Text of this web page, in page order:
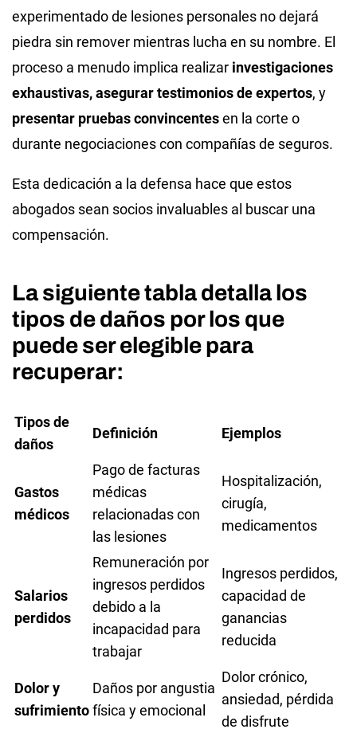
experimentado de lesiones personales no dejará
piedra sin remover mientras lucha en su nombre. El
proceso a menudo implica realizar investigaciones
exhaustivas, asegurar testimonios de expertos, y
presentar pruebas convincentesen la corte o
durante negociaciones con compañías de seguros.
Esta dedicación a la defensa hace que estos
abogados sean socios invaluables al buscar una
compensación.
La siguiente tabla detalla los
tipos de daños por los que
puede ser elegible para
recuperar:
Tipos de
daños
Definición Ejemplos
Gastos
médicos
Pago de facturas
médicas
relacionadas con
las lesiones
Hospitalización,
cirugía,
medicamentos
Salarios
perdidos
Remuneración por
ingresos perdidos
debido a la
incapacidad para
trabajar
Ingresos perdidos,
capacidad de
ganancias
reducida
Dolor y
sufrimiento
Daños por angustia
física y emocional
Dolor crónico,
ansiedad, pérdida
de disfrute